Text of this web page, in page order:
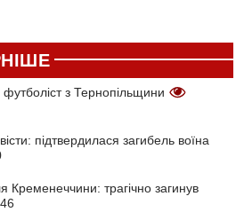
з Тернопільщини
підтвердилася загибель воїна
Кременеччини: трагічно загинув